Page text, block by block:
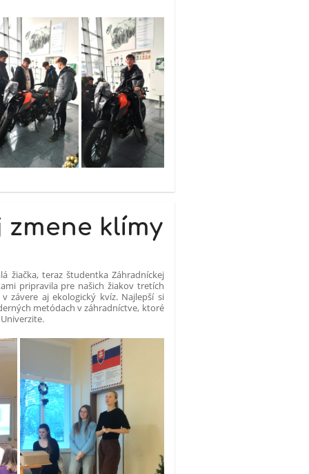
zmene klímy
žiačka, teraz študentka Záhradníckej
pripravila pre našich žiakov tretích
závere aj ekologický kvíz. Najlepší si
metódach v záhradníctve, ktoré